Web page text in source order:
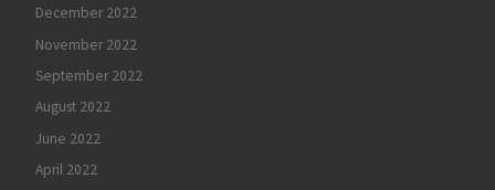
December 2022
November 2022
September 2022
August 2022
June 2022
April 2022